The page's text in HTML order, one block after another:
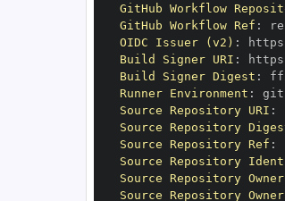
GitHub Workflow
GitHub Workflow Ref :
OIDC Issuer (v2) : https
Build Signer URI : https
Build Signer Digest :
Runner Environment :
Source Repository URI :
Source Repository
Source Repository Ref :
Source Repository
Source Repository
Source Repository